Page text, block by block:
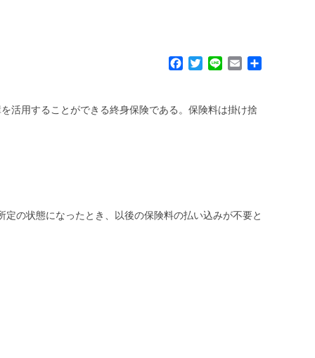
t
e
i
l
活用することができる終身保険である。保険料は掛け捨
の状態になったとき、以後の保険料の払い込みが不要と